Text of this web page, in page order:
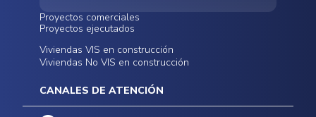
Proyectos comerciales
Funza
Infinitum Zentral
Bodegas - ALMAX
Centro Comercial
Proyectos ejecutados
Conoce nuestros
proyectos ejecutados
Viviendas VIS en construcción
Viviendas No VIS en construcción
CANALES DE ATENCIÓN